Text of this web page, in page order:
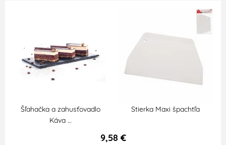
Šľahačka a zahusťovadlo
Káva …
Stierka Maxi špachtľa
9,58 €